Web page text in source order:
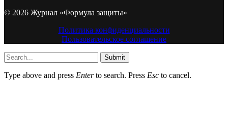
© 2026 Журнал «Формула защиты»
Политика конфиденциальности
Пользовательское соглашение
Submit
Type above and press Enterto search. Press Esc to cancel.